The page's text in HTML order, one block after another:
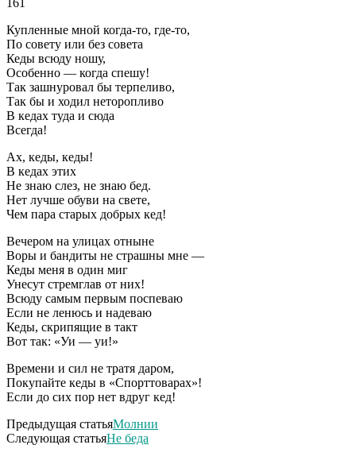
161
Купленные мной когда-то, где-то,
По совету или без совета
Кеды всюду ношу,
Особенно — когда спешу!
Так зашнуровал бы терпеливо,
Так бы и ходил неторопливо
В кедах туда и сюда
Всегда!
Ах, кеды, кеды!
В кедах этих
Не знаю слез, не знаю бед.
Нет лучше обуви на свете,
Чем пара старых добрых кед!
Вечером на улицах отныне
Воры и бандиты не страшны мне —
Кеды меня в один миг
Унесут стремглав от них!
Всюду самым первым поспеваю
Если не ленюсь и надеваю
Кеды, скрипящие в такт
Вот так: «Уи — уи!»
Времени и сил не тратя даром,
Покупайте кеды в «Спорттоварах»!
Если до сих пор нет вдруг кед!
Предыдущая статьяМолнии
Следующая статьяНе беда